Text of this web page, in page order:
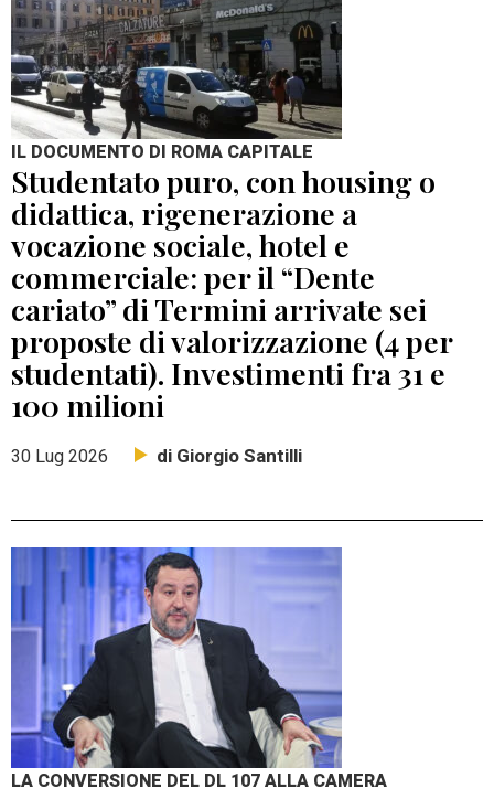
IL DOCUMENTO DI ROMA CAPITALE
Studentato puro, con housing o
didattica, rigenerazione a
vocazione sociale, hotel e
commerciale: per il “Dente
cariato” di Termini arrivate sei
proposte di valorizzazione (4 per
studentati). Investimenti fra 31 e
100 milioni
30 Lug 2026 di Giorgio Santilli
LA CONVERSIONE DEL DL 107 ALLA CAMERA